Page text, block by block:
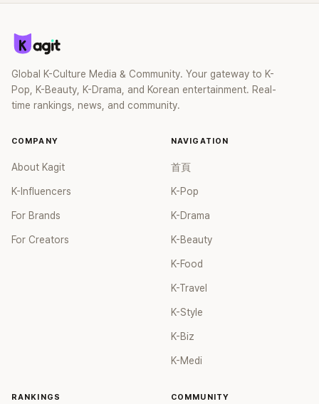
Global K-Culture Media & Community. Your gateway to K-
Pop, K-Beauty, K-Drama, and Korean entertainment. Real-
time rankings, news, and community.
COMPANY
About Kagit
K-Influencers
For Brands
For Creators
NAVIGATION
首頁
K-Pop
K-Drama
K-Beauty
K-Food
K-Travel
K-Style
K-Biz
K-Medi
RANKINGS COMMUNITY